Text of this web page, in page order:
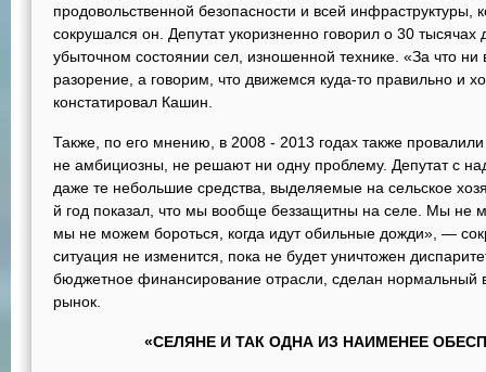
продовольственной безопасности и всей
сокрушался он. Депутат укоризненно говорил о 30
убыточном состоянии сел, изношенной технике. «За что ни
разорение, а говорим, что движемся куда-то правильно и
констатировал Кашин.
Также, по его мнению, в 2008 - 2013 годах также
не амбициозны, не решают ни одну проблему. Депутат с
даже те небольшие средства, выделяемые на сельское
й год показал, что мы вообще беззащитны на селе. Мы не
мы не можем бороться, когда идут обильные дожди», —
ситуация не изменится, пока не будет уничтожен
бюджетное финансирование отрасли, сделан нормальный
рынок.
«СЕЛЯНЕ И ТАК ОДНА ИЗ НАИМЕНЕЕ